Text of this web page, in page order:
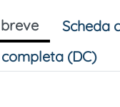
Scheda
(DC)